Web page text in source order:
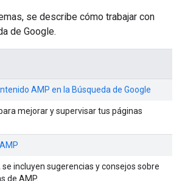
se describe cómo trabajar con
de Google.
AMP en la Búsqueda de Google
mejorar y supervisar tus páginas
incluyen sugerencias y consejos sobre
de AMP.